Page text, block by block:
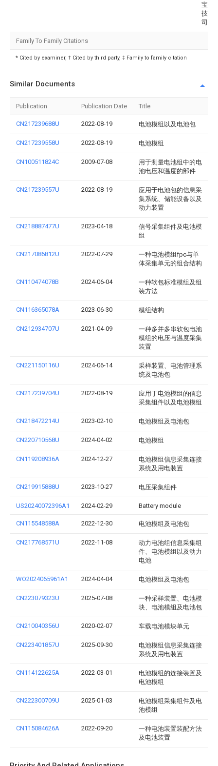
宝储
技有
司
Family To Family Citations
* Cited by examiner, † Cited by third party, ‡ Family to family citation
Similar Documents
Publication Publication Date Title
CN217239688U 2022-08-19 电池模组以及电池包
CN217239558U 2022-08-19 电池模组
CN100511824C 2009-07-08
用于测量电池组中的电
池电压和温度的部件
CN217239557U 2022-08-19
应用于电池包的信息采
集系统、储能设备以及
动力装置
CN218887477U 2023-04-18
信号采集组件及电池模
组
CN217086812U 2022-07-29
一种电池模组fpc与单
体采集单元的组合结构
CN110474078B 2024-06-04
一种软包标准模组及组
装方法
CN116365078A 2023-06-30 模组结构
CN212934707U 2021-04-09
一种多并多串软包电池
模组的电压与温度采集
装置
CN221150116U 2024-06-14
采样装置、电池管理系
统及电池包
CN217239704U 2022-08-19
应用于电池模组的信息
采集组件以及电池模组
CN218472214U 2023-02-10 电池模组及电池包
CN220710568U 2024-04-02 电池模组
CN119208936A 2024-12-27
电池模组信息采集连接
系统及用电装置
CN219915888U 2023-10-27 电压采集组件
US20240072396A1 2024-02-29 Battery module
CN115548588A 2022-12-30 电池模组及电池包
CN217768571U 2022-11-08
动力电池组信息采集组
件、电池模组以及动力
电池
WO2024065961A1 2024-04-04 电池模组及电池包
CN223079323U 2025-07-08
一种采样装置、电池模
块、电池模组及电池包
CN210040356U 2020-02-07 车载电池模块单元
CN223401857U 2025-09-30
电池模组信息采集连接
系统及用电装置
CN114122625A 2022-03-01
电池模组的连接装置及
电池模组
CN222300709U 2025-01-03
电池模组采集组件及电
池模组
CN115084626A 2022-09-20
一种电池装置装配方法
及电池装置